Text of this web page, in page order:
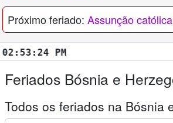
Próximo feriado: Assunção católica
PM
Feriados Bósnia e
Todos os feriados na Bósnia